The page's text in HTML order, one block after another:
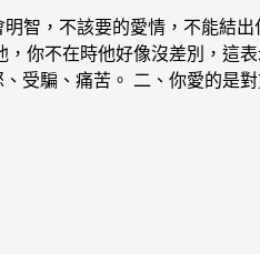
智，不該要的愛情，不能結
你不在時他好像沒差別，這
受騙、痛苦。 二、你愛的是